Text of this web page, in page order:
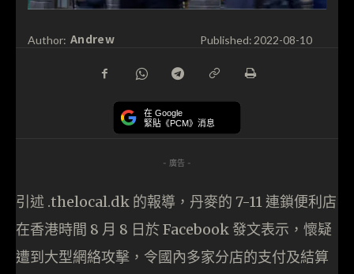
Author: Andrew Published: 2022-08-10
在 Google
緊貼《PCM》消息
- 廣告 -
引述 .thelocal.dk 的報導，丹麥的 7-11 連鎖便利店
在香港時間 8 月 8 日於 Facebook 發文表示，懷疑
遭到大型網絡攻擊，令國內多家分店的支付及結算